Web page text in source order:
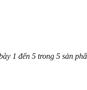
1 đến 5 trong 5 sản